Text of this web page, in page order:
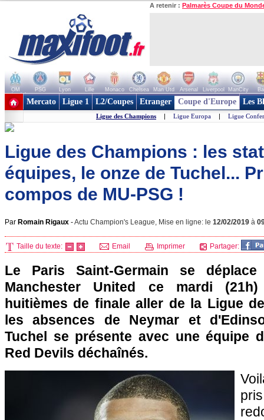
A retenir : Palmarès Coupe du
OM PSG Lyon Lille Monaco Chelsea Man Utd Arsenal Liverpool ManCity
+ de clubs
Mercato Ligue 1 L2/Coupes Etranger Coupe d'Europe Les
Ligue des Champions | Ligue Europa | Ligue
Ligue des Champions : les
équipes, le onze de Tuchel...
compos de MU-PSG !
Par Romain Rigaux -Actu Champion's League, Mise en ligne: le 12/02/2019 à
Taille du texte: Email Imprimer Partager:
Le Paris Saint-Germain se
Manchester United ce mardi
huitièmes de finale aller de la Ligue
les absences de Neymar et
Tuchel se présente avec une équipe
Red Devils déchaînés.